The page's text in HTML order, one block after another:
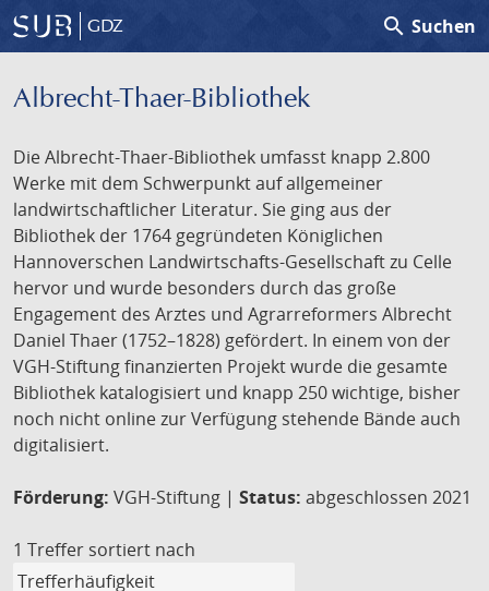
GDZ search Suchen
Albrecht-Thaer-Bibliothek
Die Albrecht-Thaer-Bibliothek umfasst knapp 2.800
Werke mit dem Schwerpunkt auf allgemeiner
landwirtschaftlicher Literatur. Sie ging aus der
Bibliothek der 1764 gegründeten Königlichen
Hannoverschen Landwirtschafts-Gesellschaft zu Celle
hervor und wurde besonders durch das große
Engagement des Arztes und Agrarreformers Albrecht
Daniel Thaer (1752–1828) gefördert. In einem von der
VGH-Stiftung finanzierten Projekt wurde die gesamte
Bibliothek katalogisiert und knapp 250 wichtige, bisher
noch nicht online zur Verfügung stehende Bände auch
digitalisiert.
Förderung: VGH-Stiftung | Status: abgeschlossen 2021
1 Treffer sortiert nach